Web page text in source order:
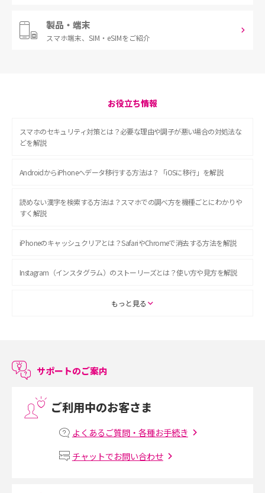
製品・端末
スマホ端末、 SIM・eSIMをご紹介
お役立ち情報
スマホのセキュリティ対策とは？必要な理由や調子が悪い場合の対処法な
どを解説
AndroidからiPhoneへデータ移行する方法は？「iOSに移行」を解説
読めない漢字を検索する方法は？スマホでの調べ方を機種ごとにわかりや
すく解説
iPhoneのキャッシュクリアとは？SafariやChromeで消去する方法を解説
Instagram（インスタグラム）のストーリーズとは？使い方や見方を解説
ASMRとは？初心者向けの代表ジャンルや楽しみ方を解説
LINEで友だちを削除する方法は？方法ごとの影響や復活・復元する方法も
プリペイドSIMとは？種類やメリット・デメリット、利用までの流れを解説
もっと見る
サポートのご案内
ご利用中のお客さま
よくあるご質問・各種お手続き
チャットでお問い合わせ